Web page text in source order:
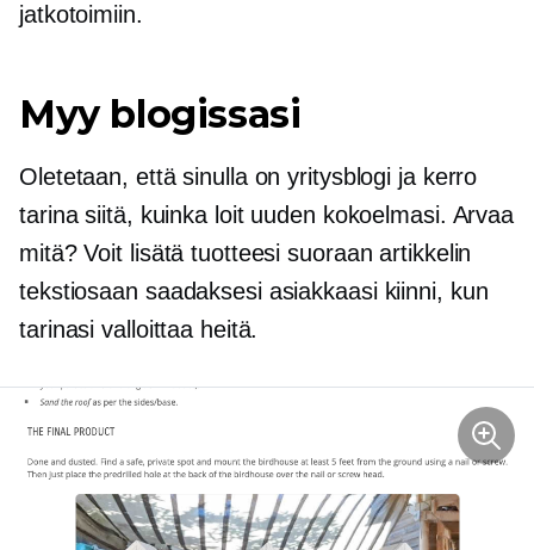
jatkotoimiin.
Myy blogissasi
Oletetaan, että sinulla on yritysblogi ja kerro
tarina siitä, kuinka loit uuden kokoelmasi. Arvaa
mitä? Voit lisätä tuotteesi suoraan artikkelin
tekstiosaan saadaksesi asiakkaasi kiinni, kun
tarinasi valloittaa heitä.